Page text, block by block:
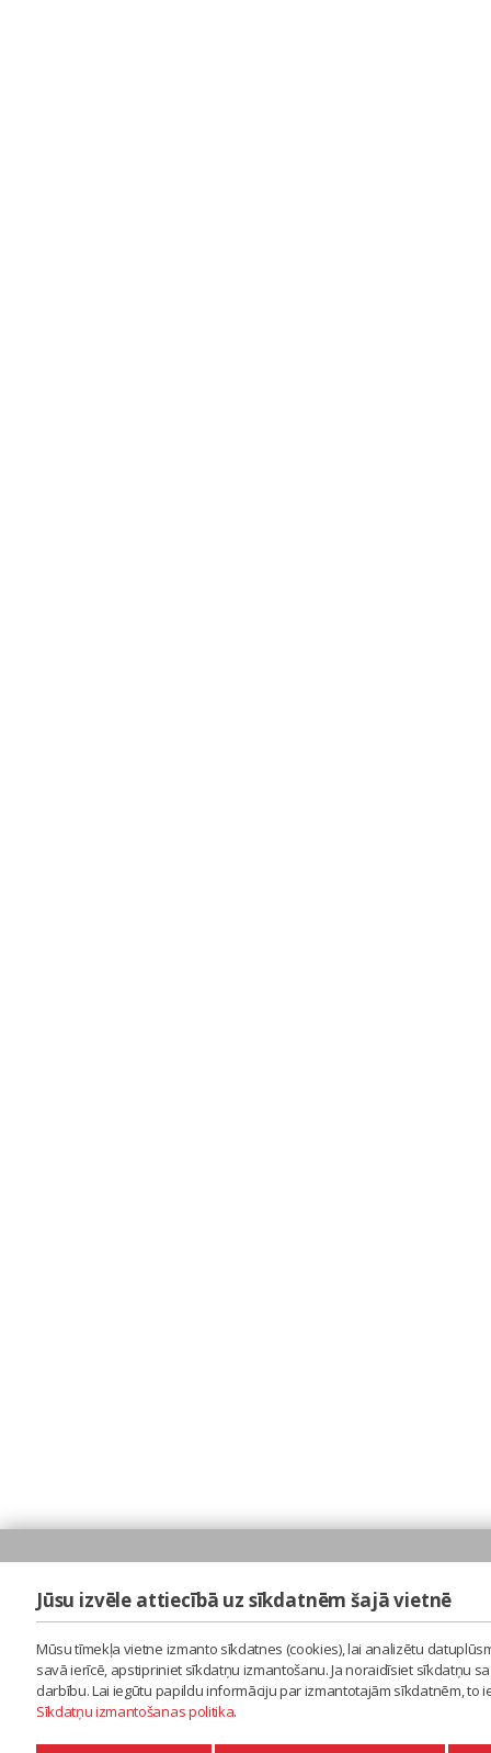
Jūsu izvēle attiecībā uz sīkdatnēm šajā vietnē
Mūsu tīmekļa vietne izmanto sīkdatnes (cookies), lai analizētu
savā ierīcē, apstipriniet sīkdatņu izmantošanu. Ja noraidīsiet sīkdatņu
darbību. Lai iegūtu papildu informāciju par izmantotajām sīkdatnēm,
Sīkdatņu izmantošanas politika.